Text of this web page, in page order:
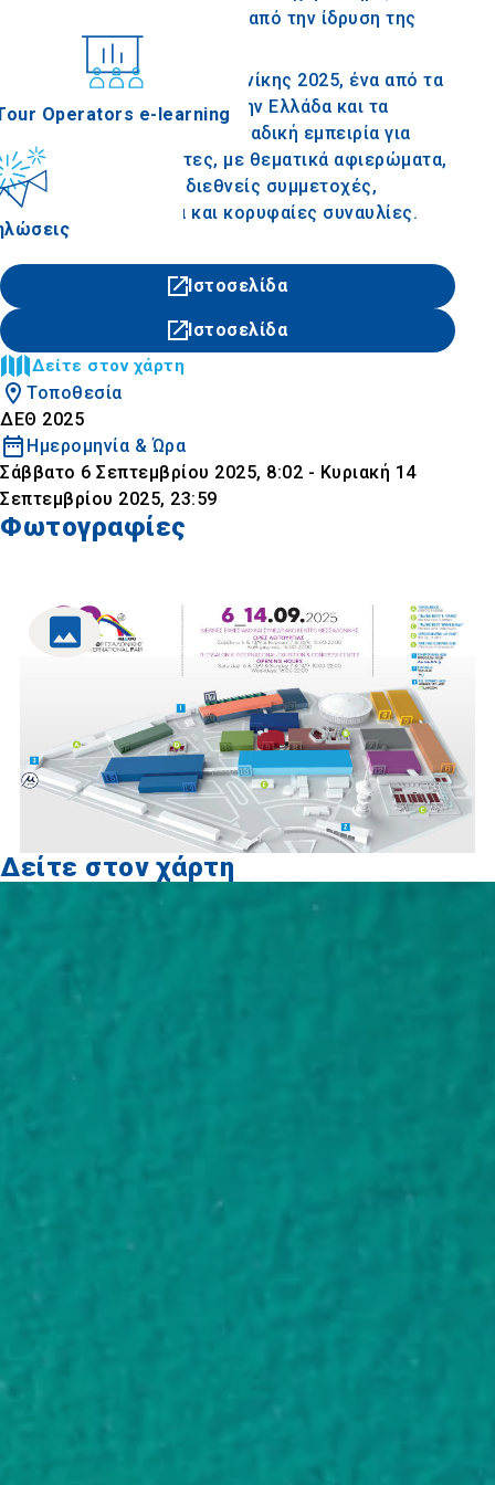
Operators e-learning
γιορτάζοντας τα 100 χρόνια από την ίδρυση της
ΔΕΘ-HELEXPO.
Η Διεθνής Έκθεση Θεσσαλονίκης 2025, ένα από τα
σημαντικότερα γεγονότα στην Ελλάδα και τα
Βαλκάνια, υπόσχεται μια μοναδική εμπειρία για
επισκέπτες και εκθέτες, με θεματικά αφιερώματα,
καινοτόμες δράσεις, διεθνείς συμμετοχές,
πολιτιστικά δρώμενα και κορυφαίες συναυλίες.
Ιστοσελίδα
Ιστοσελίδα
Δείτε στον χάρτη
Τοποθεσία
ΔΕΘ 2025
Ημερομηνία & Ώρα
Σάββατο 6 Σεπτεμβρίου 2025, 8:02 - Κυριακή 14
Σεπτεμβρίου 2025, 23:59
Φωτογραφίες
Δείτε στον χάρτη